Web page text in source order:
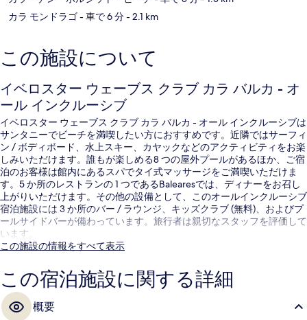
カラ モンドラゴ- 車で 6 分- 2.1 km
この施設について
イベロスター ウェーブス クラブ カラ バルカ - オ
ール インクルーシブ
イベロスター ウェーブス クラブ カラ バルカ - オール インクルーシブは
サンタニーでビーチを満喫したい方におすすめです。近隣ではサーフィ
ン / ボディボード、水上スキー、カヤックなどのアクティビティをお楽
しみいただけます。誰もが楽しめる8 つの屋外プールがあるほか、ご宿
泊のお客様は館内にあるスパでタイ式マッサージをご満喫いただけま
す。5 か所のレストランの 1 つであるBalearesでは、ディナーをお召し
上がりいただけます。その他の設備として、このオールインクルーシブ
宿泊施設には 3 か所のバー / ラウンジ、キッズクラブ (無料)、およびプ
ールサイドバーが備わっています。旅行者は親切なスタッフを評価して
います。
この施設の情報をすべて表示
この宿泊施設に関する詳細
概要